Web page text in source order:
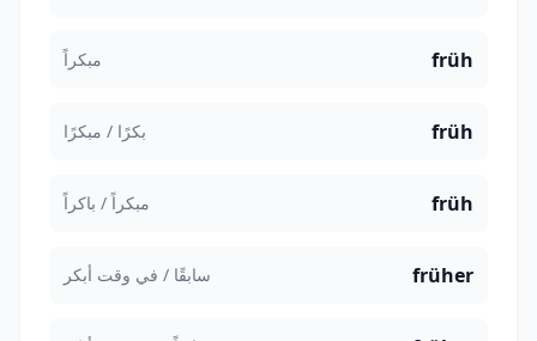
früh مبكراً
früh بكرًا / مبكرًا
früh مبكراً / باكراً
früher سابقًا / في وقت أبكر